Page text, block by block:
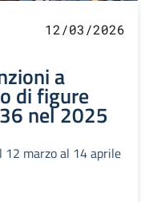
12/03/2026
a
di figure
nel 2025
12 marzo al 14 aprile